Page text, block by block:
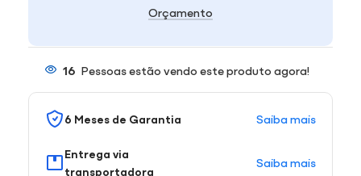
Orçamento
16 Pessoas estão vendo este produto agora!
6 Meses de Garantia Saiba mais
Entrega via
transportadora
Saiba mais